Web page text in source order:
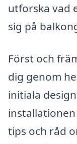
utforska vad
sig på
Först och
dig genom
initiala
tips och råd